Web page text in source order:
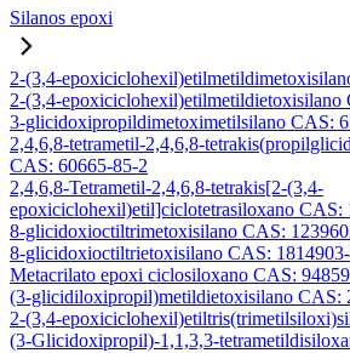
Silanos epoxi
2-(3,4-
2-(3,4-epoxiciclohexil)etilmetildietoxisilano
3-glicidoxipropildimetoximetilsilano CAS:
2,4,6,8-tetrametil-2,4,6,8-
CAS: 60665-85-2
2,4,6,8-Tetrametil-2,4,6,8-tetrakis[2-(3,4-
epoxiciclohexil)etil]ciclotetrasiloxano CAS:
8-glicidoxioctiltrimetoxisilano CAS:
8-glicidoxioctiltrietoxisilano CAS:
Metacrilato epoxi ciclosiloxano CAS:
(3-glicidiloxipropil)metildietoxisilano CAS:
2-(3,4-
(3-Glicidoxipropil)-1,1,3,3-